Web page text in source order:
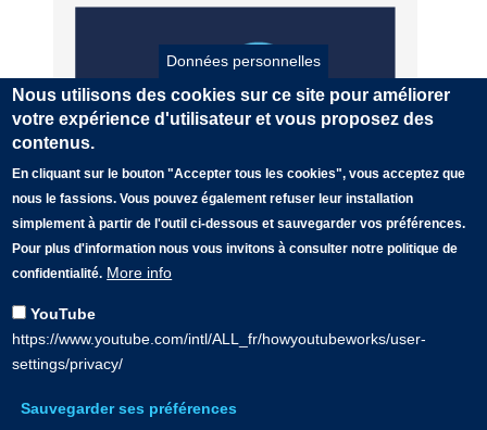
Le flux ncWMS
Service de visualisation des prévisions
océanographiques.
Données personnelles
Nous utilisons des cookies sur ce site pour améliorer
votre expérience d'utilisateur et vous proposez des
contenus.
En cliquant sur le bouton "Accepter tous les cookies", vous acceptez que
nous le fassions. Vous pouvez également refuser leur installation
simplement à partir de l'outil ci-dessous et sauvegarder vos préférences.
Pour plus d'information nous vous invitons à consulter notre politique de
confidentialité. More info
YouTube
https://www.youtube.com/intl/ALL_fr/howyoutubeworks/user-
settings/privacy/
Sauvegarder ses préférences